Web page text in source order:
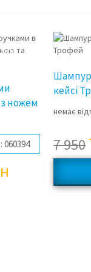
3%
з ножем
060394
кейсі
немає
7 950